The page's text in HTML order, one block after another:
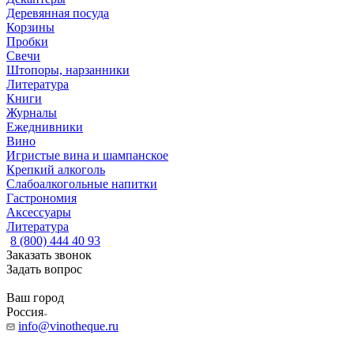
Деревянная посуда
Корзины
Пробки
Свечи
Штопоры, нарзанники
Литература
Книги
Журналы
Ежеднивники
Вино
Игристые вина и шампанское
Крепкий алкоголь
Слабоалкогольные напитки
Гастрономия
Аксессуары
Литература
8 (800) 444 40 93
Заказать звонок
Задать вопрос
Ваш город
Россия
info@vinotheque.ru